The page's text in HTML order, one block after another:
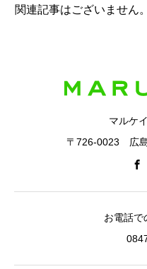
関連記事はございません。
マルケ
〒726-0023 広
お電話で